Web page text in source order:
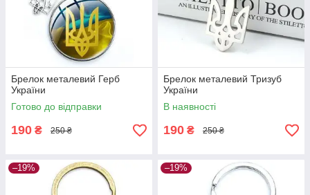
Брелок металевий Герб
України
Готово до відправки
190 ₴ 250 ₴
Брелок металевий Тризуб
України
В наявності
190 ₴ 250 ₴
–19% –19%